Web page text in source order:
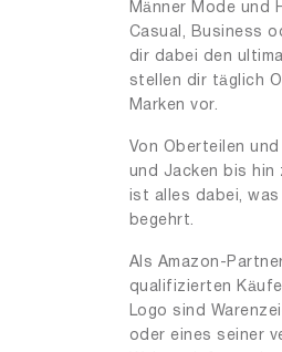
Männer Mode und
Casual, Business
dir dabei den
stellen dir täglich
Marken vor.
Von Oberteilen
und Jacken bis hin
ist alles dabei,
begehrt.
Als Amazon-
qualifizierten
Logo sind
oder eines seiner